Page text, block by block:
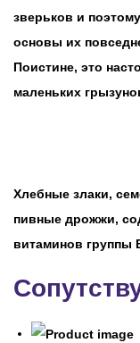
зверьков и
основы их
Поистине, это
маленьких
Хлебные злаки,
пивные дрожжи,
витаминов группы